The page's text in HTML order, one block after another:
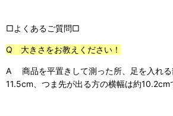
□よくあるご質問□
Q 大きさをお教えください！
A 商品を平置きして測った所、足を入れる
11.5cm、つま先が出る方の横幅は約10.2cm